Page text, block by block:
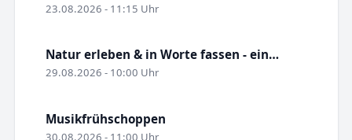
23.08.2026 - 11:15 Uhr
Natur erleben & in Worte fassen - ein…
29.08.2026 - 10:00 Uhr
Musikfrühschoppen
30.08.2026 - 11:00 Uhr